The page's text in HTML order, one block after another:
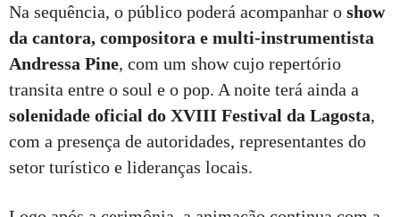
Na sequência, o público poderá acompanhar o show
da cantora, compositora e multi-instrumentista
Andressa Pine, com um show cujo repertório
transita entre o soul e o pop. A noite terá ainda a
solenidade oficial do XVIII Festival da Lagosta,
com a presença de autoridades, representantes do
setor turístico e lideranças locais.